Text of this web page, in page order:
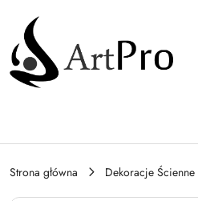
Przejdź do treści głównej
Przejdź do wyszukiwarki
Przejdź do moje konto
Przejdź do menu głównego
Przejdź do stopki
Strona główna Dekoracje Ścienne